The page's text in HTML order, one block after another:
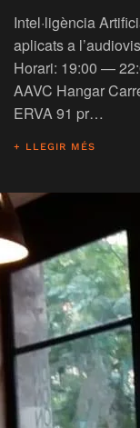
Intel·ligència
aplicats a
Horari: 19:00 —
AAVC Hangar
ERVA 91 pr…
+ LLEGIR MÉS